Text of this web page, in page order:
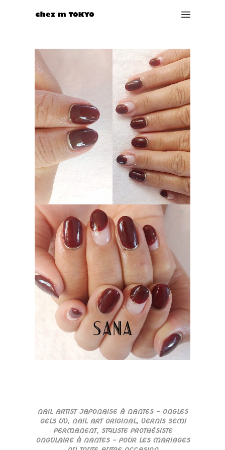
NAIL ARTIST JAPONAISE À NANTES – ONGLES
GELS UV, NAIL ART ORIGINAL, VERNIS SEMI
PERMANENT, STYLISTE PROTHÉSISTE
ONGULAIRE À NANTES – POUR LES MARIAGES